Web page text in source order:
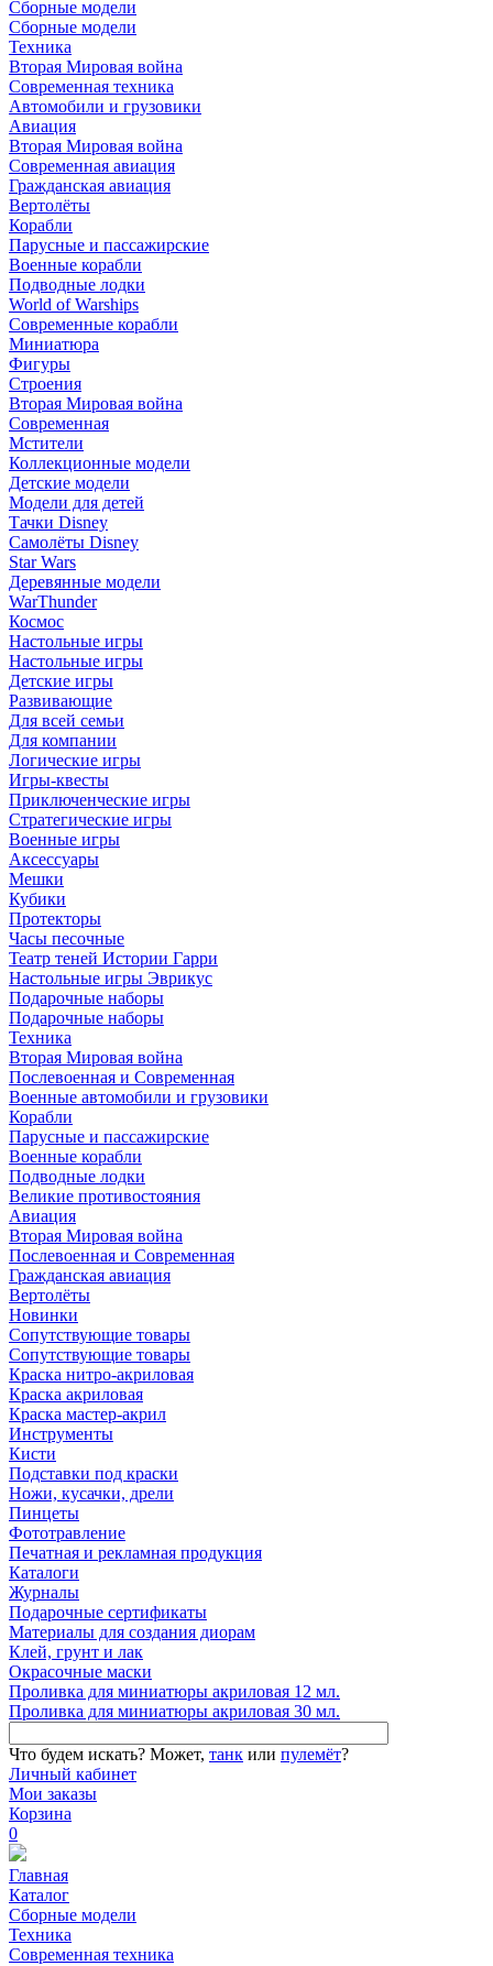
Сборные модели
Сборные модели
Техника
Вторая Мировая война
Современная техника
Автомобили и грузовики
Авиация
Вторая Мировая война
Современная авиация
Гражданская авиация
Вертолёты
Корабли
Парусные и пассажирские
Военные корабли
Подводные лодки
World of Warships
Современные корабли
Миниатюра
Фигуры
Строения
Вторая Мировая война
Современная
Мстители
Коллекционные модели
Детские модели
Модели для детей
Тачки Disney
Самолёты Disney
Star Wars
Деревянные модели
WarThunder
Космос
Настольные игры
Настольные игры
Детские игры
Развивающие
Для всей семьи
Для компании
Логические игры
Игры-квесты
Приключенческие игры
Стратегические игры
Военные игры
Аксессуары
Мешки
Кубики
Протекторы
Часы песочные
Театр теней Истории Гарри
Настольные игры Эврикус
Подарочные наборы
Подарочные наборы
Техника
Вторая Мировая война
Послевоенная и Современная
Военные автомобили и грузовики
Корабли
Парусные и пассажирские
Военные корабли
Подводные лодки
Великие противостояния
Авиация
Вторая Мировая война
Послевоенная и Современная
Гражданская авиация
Вертолёты
Новинки
Сопутствующие товары
Сопутствующие товары
Краска нитро-акриловая
Краска акриловая
Краска мастер-акрил
Инструменты
Кисти
Подставки под краски
Ножи, кусачки, дрели
Пинцеты
Фототравление
Печатная и рекламная продукция
Каталоги
Журналы
Подарочные сертификаты
Материалы для создания диорам
Клей, грунт и лак
Окрасочные маски
Проливка для миниатюры акриловая 12 мл.
Проливка для миниатюры акриловая 30 мл.
Что будем искать? Может, танк или пулемёт?
Личный кабинет
Мои заказы
Корзина
0
Главная
Каталог
Сборные модели
Техника
Современная техника